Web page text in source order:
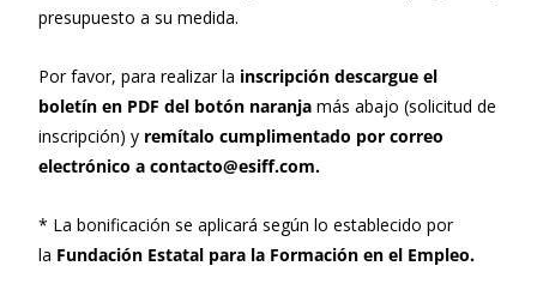
presupuesto a su medida.
Por favor, para realizar la inscripción descargue el
boletín en PDF del botón naranja más abajo (solicitud de
inscripción) y remítalo cumplimentado por correo
electrónico a contacto@esiff.com.
* La bonificación se aplicará según lo establecido por
la Fundación Estatal para la Formación en el Empleo.